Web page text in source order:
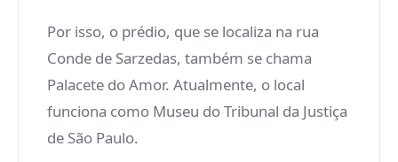
Por isso, o prédio, que se localiza na rua
Conde de Sarzedas, também se chama
Palacete do Amor. Atualmente, o local
funciona como Museu do Tribunal da Justiça
de São Paulo.